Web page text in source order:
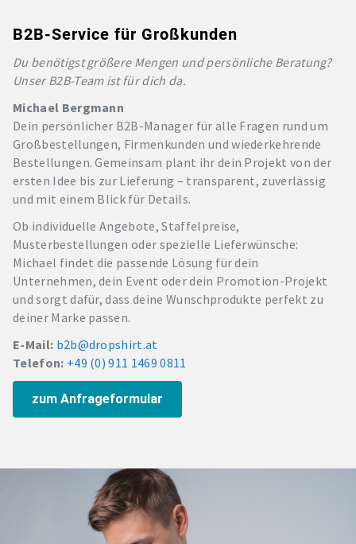
B2B-Service für Großkunden
Du benötigst größere Mengen und persönliche Beratung?
Unser B2B-Team ist für dich da.
Michael Bergmann
Dein persönlicher B2B-Manager für alle Fragen rund um
Großbestellungen, Firmenkunden und wiederkehrende
Bestellungen. Gemeinsam plant ihr dein Projekt von der
ersten Idee bis zur Lieferung – transparent, zuverlässig
und mit einem Blick für Details.
Ob individuelle Angebote, Staffelpreise,
Musterbestellungen oder spezielle Lieferwünsche:
Michael findet die passende Lösung für dein
Unternehmen, dein Event oder dein Promotion-Projekt
und sorgt dafür, dass deine Wunschprodukte perfekt zu
deiner Marke passen.
E-Mail: b2b@dropshirt.at
Telefon: +49 (0) 911 1469 0811
zum Anfrageformular